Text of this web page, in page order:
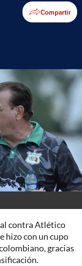
Compartir
contra Atlético
hizo con un cupo
gracias